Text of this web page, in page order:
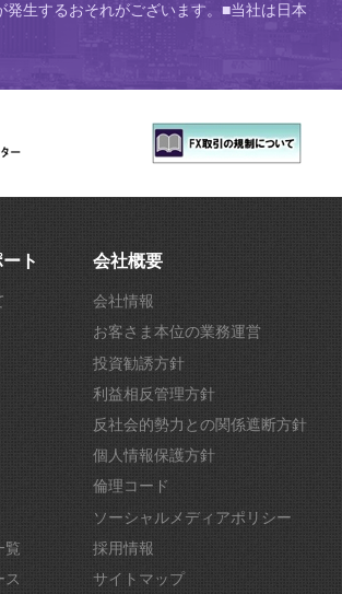
生するおそれがございます。■当社は日本
ト
覧
ス
会社概要
会社情報
お客さま本位の業務運営
投資勧誘方針
利益相反管理方針
反社会的勢力との関係遮断方針
個人情報保護方針
倫理コード
ソーシャルメディアポリシー
採用情報
サイトマップ